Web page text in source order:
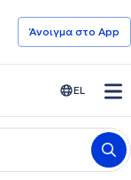
Άνοιγμα στο App
EL